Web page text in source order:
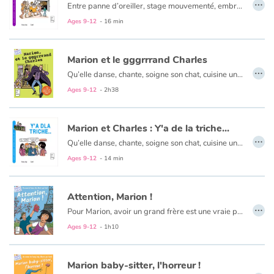
Catalogue anglais
Contraste +
Help
Home
Family
Schools
Libraries
Videos & Tutorials
Entre panne d’oreiller, stage mouvementé, embrouilles Facebook, baby-sitting musclé, citronnade fraîche ou réveillon bouillant (entre autres…) : Marion est sur tous les fronts pour notre plus grand plaisir !
Ages 9-12 - 16 min
Marion et le gggrrrand Charles
Qu’elle danse, chante, soigne son chat, cuisine une tarte aux légumes (ou du moins essaie), se fasse confisquer son téléphone, enquête sur des tags de licorne, poursuive le Félix de ses rêves, espionne son Charles de frère ou décide de nettoyer une plage bretonne (entre autres) : Marion ne rate jamais une occasion de nous faire rire !
Ages 9-12 - 2h38
…
Marion et Charles : Y'a de la triche...
Qu’elle danse, chante, soigne son chat, cuisine une tarte aux légumes (ou du moins essaie), se fasse confisquer son téléphone, enquête sur des tags de licorne, poursuive le Félix de ses rêves, espionne son Charles de frère ou décide de nettoyer une plage bretonne (entre autres) : Marion ne rate jamais une occasion de nous faire rire !
Ages 9-12 - 14 min
…
Attention, Marion !
Pour Marion, avoir un grand frère est une vraie plaie, surtout quand celui-ci lui vole son journal intime pour révéler ses secrets aux yeux de tous, et surtout à ceux du beau Félix... Un roman pour les 10 ans et plus.
Ages 9-12 - 1h10
…
Marion baby-sitter, l'horreur !